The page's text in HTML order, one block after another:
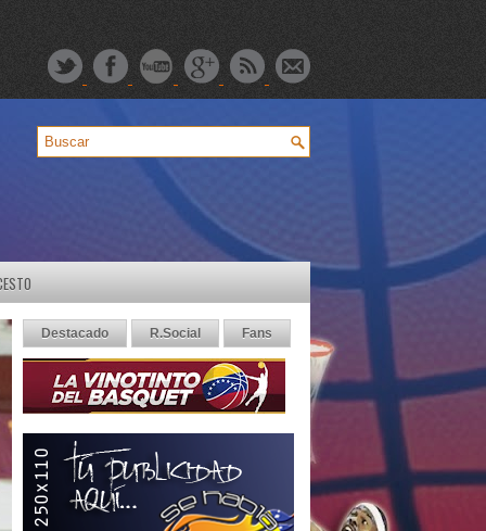
Destacado R.Social Fans